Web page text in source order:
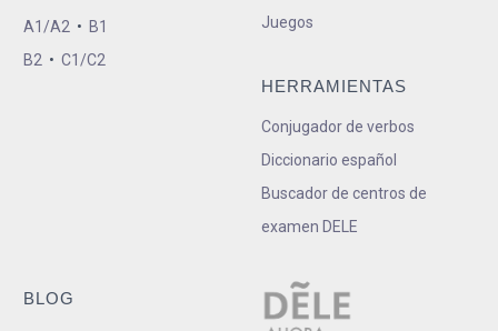
A1/A2 • B1
B2 • C1/C2
Juegos
HERRAMIENTAS
Conjugador de verbos
Diccionario español
Buscador de centros de
examen DELE
BLOG